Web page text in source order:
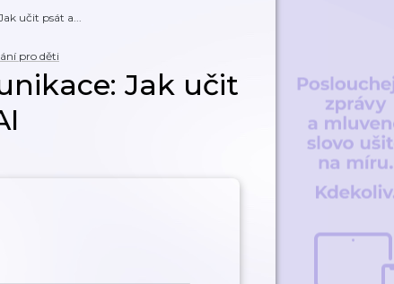
učit psát a...
pro děti
Jak učit